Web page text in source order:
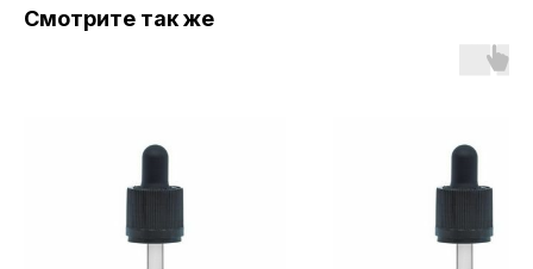
Смотрите так же